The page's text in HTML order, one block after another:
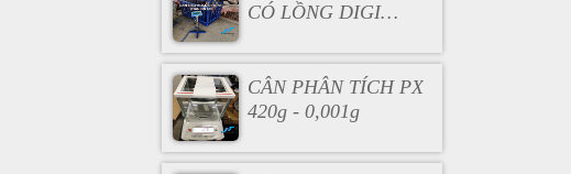
CÓ LỒNG DIGI
CÂN PHÂN TÍCH PX
420g - 0,001g